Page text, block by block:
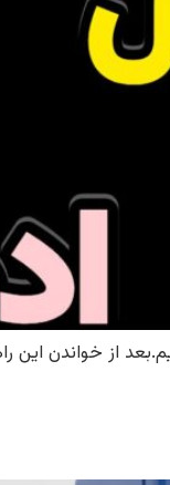
از خواندن این